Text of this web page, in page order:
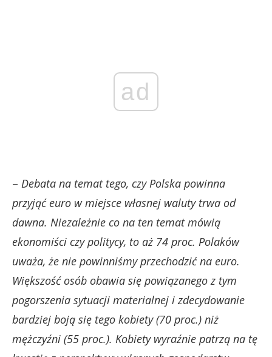
ad
– Debata na temat tego, czy Polska powinna
przyjąć euro w miejsce własnej waluty trwa od
dawna. Niezależnie co na ten temat mówią
ekonomiści czy politycy, to aż 74 proc. Polaków
uważa, że nie powinniśmy przechodzić na euro.
Większość osób obawia się powiązanego z tym
pogorszenia sytuacji materialnej i zdecydowanie
bardziej boją się tego kobiety (70 proc.) niż
mężczyźni (55 proc.). Kobiety wyraźnie patrzą na tę